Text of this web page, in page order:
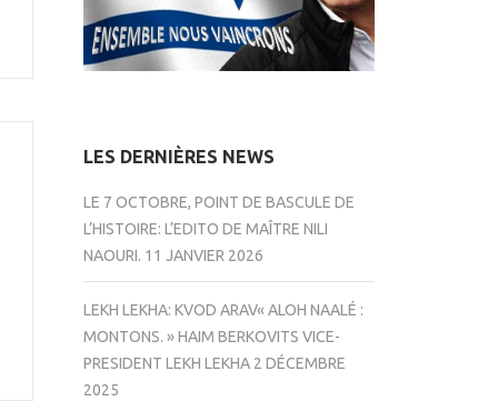
LES DERNIÈRES NEWS
LE 7 OCTOBRE, POINT DE BASCULE DE
L’HISTOIRE: L’EDITO DE MAÎTRE NILI
NAOURI. 11 JANVIER 2026
LEKH LEKHA: KVOD ARAV« ALOH NAALÉ :
MONTONS. » HAIM BERKOVITS VICE-
PRESIDENT LEKH LEKHA 2 DÉCEMBRE
2025